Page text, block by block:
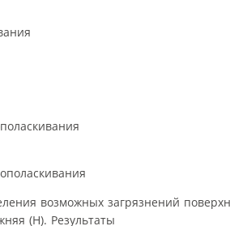
возможных загрязнений
(Н). Результаты